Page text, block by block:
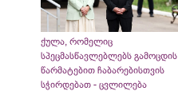
ქულა, რომელიც
სპეცმასწავლებლებს გამოცდის
წარმატებით ჩაბარებისთვის
სჭირდებათ - ცვლილება